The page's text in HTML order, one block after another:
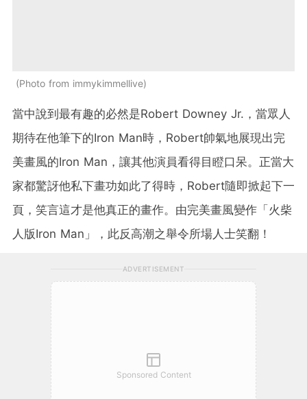
Photo from immykimmellive
當中說到最有趣的必然是Robert Downey Jr. ，當眾人
期待在他筆下的Iron Man時， Robert帥氣地展現出完
美畫風的Iron Man ，讓其他演員看得目瞪口呆。正當大
家都驚訝他私下畫功如此了得時， Robert隨即掀起下一
頁，笑言這才是他真正的畫作。由完美畫風變作「火柴
人版Iron Man 」，此反高潮之舉令所場人士笑翻！
ADVERTISEMENT
Sponsored Content